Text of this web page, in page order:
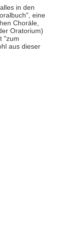
in den
eine
Choräle,
Oratorium)
"zum
aus dieser